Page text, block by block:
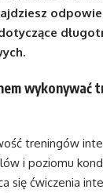
wykonywać
treningów
i poziomu
się ćwiczenia